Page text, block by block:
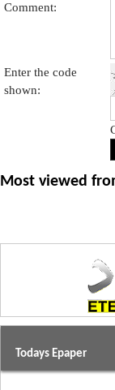
Comment:
Enter the code
shown:
Most viewed
Todays Epaper